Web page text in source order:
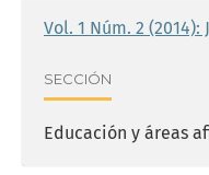
Vol. 1 Núm. 2
SECCIÓN
Educación y áreas